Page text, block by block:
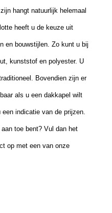
hangt natuurlijk helemaal
heeft u de keuzeuit
en bouwstijlen. Zo kunt u bij
kunststof en polyester. U
Bovendien zijn er
als u een dakkapel wilt
indicatie van de prijzen.
toe bent? Vul dan het
op met een van onze